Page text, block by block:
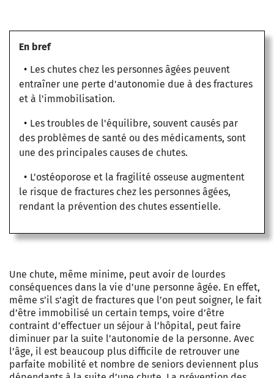
En bref
Les chutes chez les personnes âgées peuvent
entraîner une perte d'autonomie due à des fractures
et à l'immobilisation.
Les troubles de l'équilibre, souvent causés par
des problèmes de santé ou des médicaments, sont
une des principales causes de chutes.
L'ostéoporose et la fragilité osseuse augmentent
le risque de fractures chez les personnes âgées,
rendant la prévention des chutes essentielle.
Une chute, même minime, peut avoir de lourdes
conséquences dans la vie d’une personne âgée. En effet,
même s’il s’agit de fractures que l’on peut soigner, le fait
d’être immobilisé un certain temps, voire d’être
contraint d’effectuer un séjour à l’hôpital, peut faire
diminuer par la suite l’autonomie de la personne. Avec
l’âge, il est beaucoup plus difficile de retrouver une
parfaite mobilité et nombre de seniors deviennent plus